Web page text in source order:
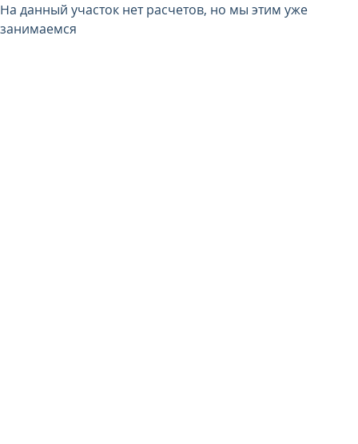
На данный участок нет расчетов, но мы этим уже
занимаемся